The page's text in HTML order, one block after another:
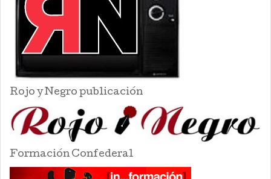
Rojo y Negro publicación
Formación Confederal